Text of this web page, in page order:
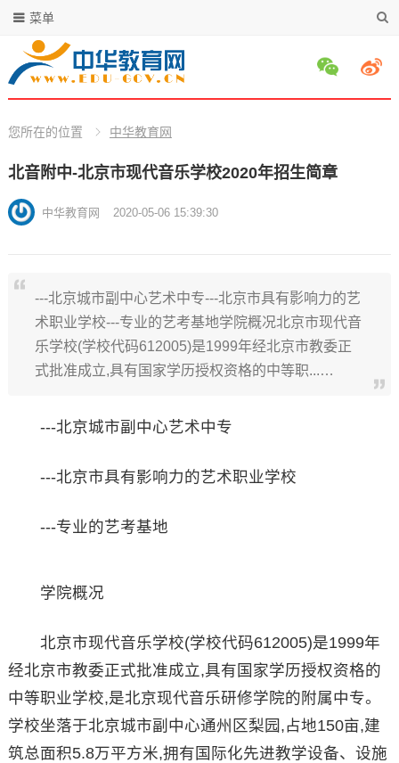
菜单
您所在的位置 中华教育网
北音附中-北京市现代音乐学校2020年招生简章
中华教育网 2020-05-06 15:39:30
---北京城市副中心艺术中专---北京市具有影响力的艺
术职业学校---专业的艺考基地学院概况北京市现代音
乐学校(学校代码612005)是1999年经北京市教委正
式批准成立,具有国家学历授权资格的中等职...…
---北京城市副中心艺术中专
---北京市具有影响力的艺术职业学校
---专业的艺考基地
学院概况
北京市现代音乐学校(学校代码612005)是1999年
经北京市教委正式批准成立,具有国家学历授权资格的
中等职业学校,是北京现代音乐研修学院的附属中专。
学校坐落于北京城市副中心通州区梨园,占地150亩,建
筑总面积5.8万平方米,拥有国际化先进教学设备、设施